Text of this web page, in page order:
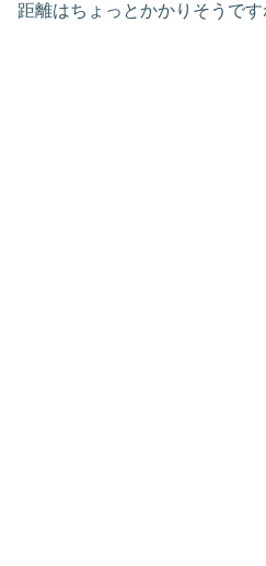
距離はちょっとかかりそうです